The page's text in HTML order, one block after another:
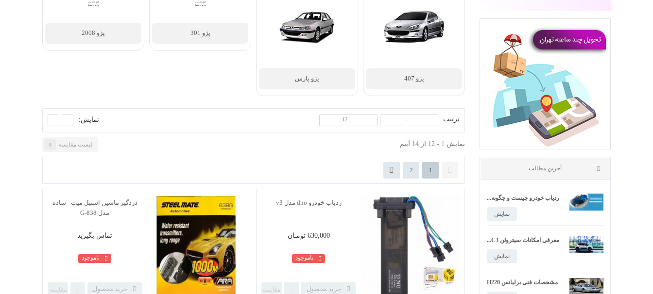
معرفی امکانات سیتروئن C3...
نمایش
مشخصات فنی برلیانس H220
نمایش
مشخصات فنی برلیانس H230
نمایش
حضور اتوست در نمایشگاه بین...
ردیاب خودرو چیست و چگونه...
نمایش
معرفی امکانات سیتروئن C3...
نمایش
مشخصات فنی برلیانس H220
پژو 407 پژو پارس
نمایش: ترتیب: --
12
لیست مقایسه 0 نمایش 1 - 12 از 14 آیتم
1
2
630,000 تومـان
ناموجود
خرید محصول
تماس بگیرید
ناموجود
خرید محصول